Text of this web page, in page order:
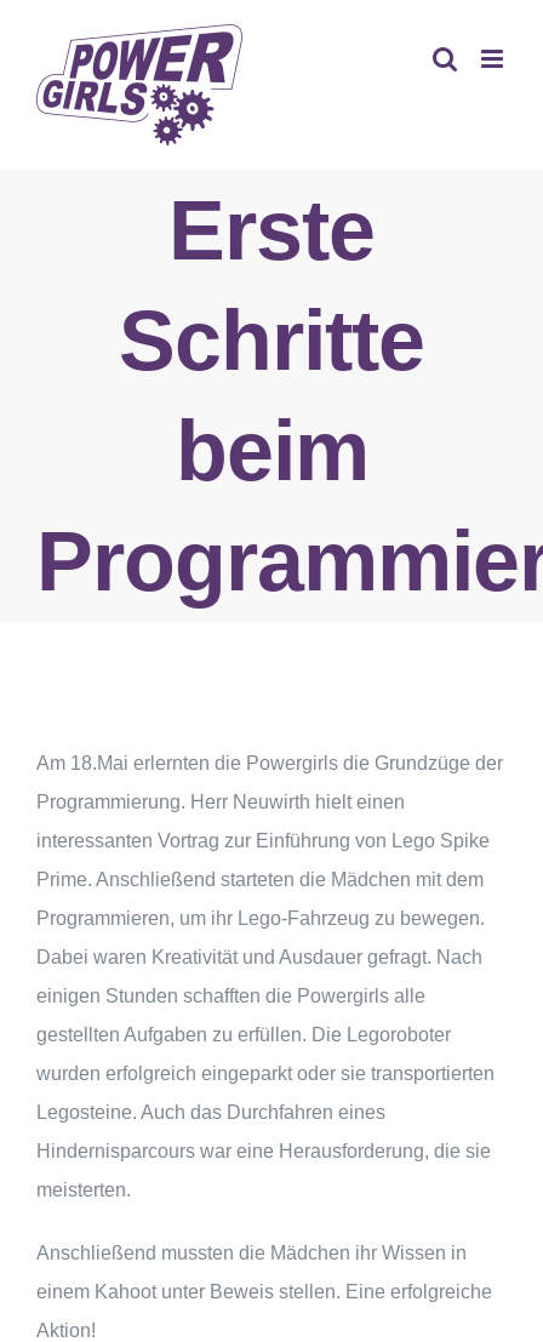
springen
Erste
Schritte
beim
Am 18.Mai erlernten die Powergirls die Grundzüge der
Programmierung. Herr Neuwirth hielt einen
interessanten Vortrag zur Einführung von Lego Spike
Prime. Anschließend starteten die Mädchen mit dem
Programmieren, um ihr Lego-Fahrzeug zu bewegen.
Dabei waren Kreativität und Ausdauer gefragt. Nach
einigen Stunden schafften die Powergirls alle
gestellten Aufgaben zu erfüllen. Die Legoroboter
wurden erfolgreich eingeparkt oder sie transportierten
Legosteine. Auch das Durchfahren eines
Hindernisparcours war eine Herausforderung, die sie
meisterten.
Anschließend mussten die Mädchen ihr Wissen in
einem Kahoot unter Beweis stellen. Eine erfolgreiche
Aktion!